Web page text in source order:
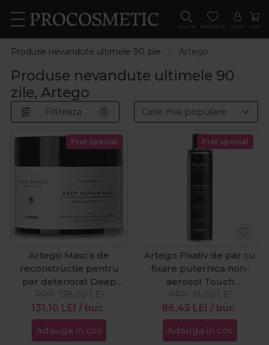
CAUTA FAVORITE CONT COS
Produse nevandute ultimele 90 zile Artego
Produse nevandute ultimele 90
zile, Artego
Filtreaza 1
Pret special
Artego Masca de
reconstructie pentru
par deteriorat Deep
Repair 250ml
131,10 LEI / buc
PRP: 138,00 LEI
Adauga in cos
Pret special
Artego Fixativ de par cu
fixare puternica non-
aerosol Touch
Up&Down 400ml
86,45 LEI / buc
PRP: 91,00 LEI
Adauga in cos